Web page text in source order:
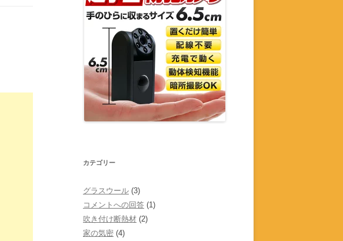
カテゴリー
グラスウール (3)
コメントへの回答 (1)
吹き付け断熱材 (2)
家の気密 (4)